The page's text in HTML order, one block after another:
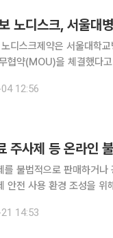
노디스크, 서울대
디스크제약은 서울대학
을 체결했다고 4일 밝혔다. 전날 서울대학교병
노보 노디스크제약은 올해
12:56
주사제 등 온라인
불법적으로 판매하거나 광고한
안전 사용 환경 조성을
14:53